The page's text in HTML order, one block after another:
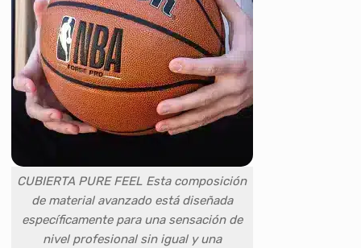
CUBIERTA PURE FEEL Esta composición
de material avanzado está diseñada
específicamente para una sensación de
nivel profesional sin igual y una